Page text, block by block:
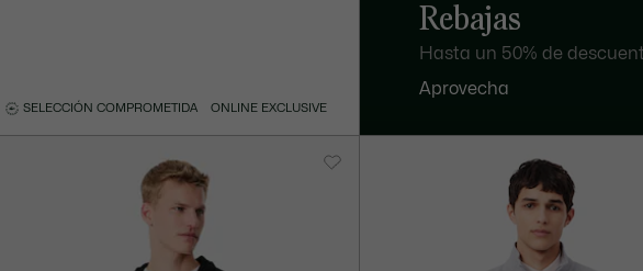
SELECCIÓN COMPROMETIDA ONLINE EXCLUSIVE
Rebajas
Hasta un 50% de
Aprovecha